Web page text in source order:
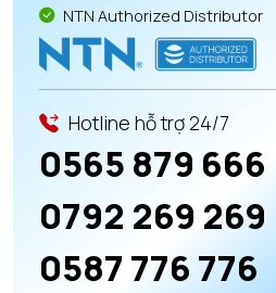
NTN Authorized Distributor
Hotline hỗ trợ 24/7
0565 879 666
0792 269 269
0587 776 776